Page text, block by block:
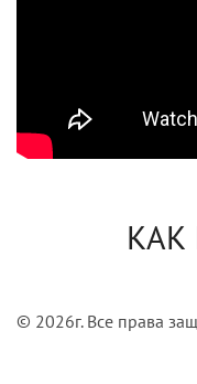
КАК
© 2026г. Все права